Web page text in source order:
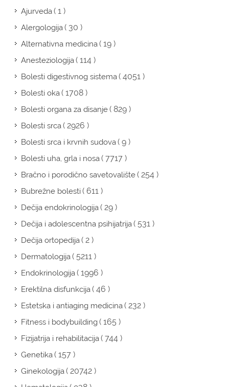
Ajurveda( 1 )
Alergologija( 30 )
Alternativna medicina( 19 )
Anesteziologija( 114 )
Bolesti digestivnog sistema( 4051 )
Bolesti oka( 1708 )
Bolesti organa za disanje( 829 )
Bolesti srca( 2926 )
Bolesti srca i krvnih sudova( 9 )
Bolesti uha, grla i nosa( 7717 )
Bračno i porodično savetovalište( 254 )
Bubrežne bolesti( 611 )
Dečija endokrinologija( 29 )
Dečija i adolescentna psihijatrija( 531 )
Dečija ortopedija( 2 )
Dermatologija( 5211 )
Endokrinologija( 1996 )
Erektilna disfunkcija( 46 )
Estetska i antiaging medicina( 232 )
Fitness i bodybuilding( 165 )
Fizijatrija i rehabilitacija( 744 )
Genetika( 157 )
Ginekologija( 20742 )